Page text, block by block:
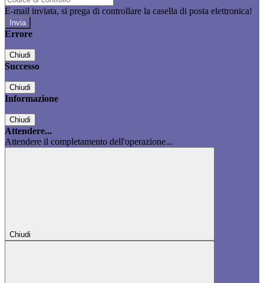
E-mail inviata, si prega di controllare la casella di posta elettronica!
Errore
Chiudi
Successo
Chiudi
Informazione
Chiudi
Attendere...
Attendere il completamento dell'operazione...
Chiudi